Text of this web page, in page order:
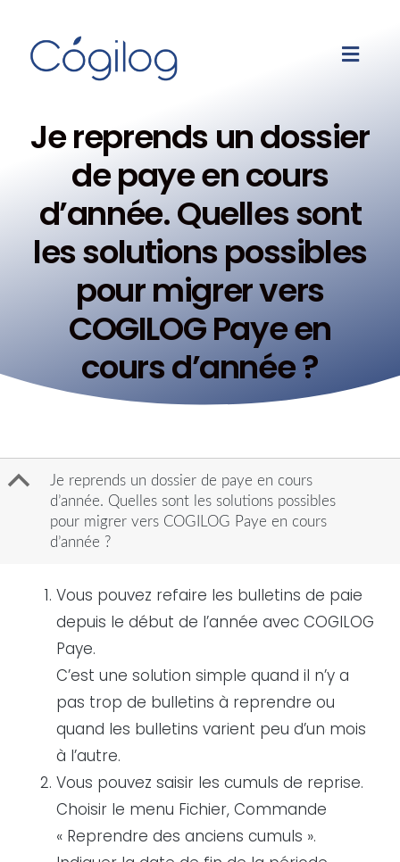
Je reprends un dossier
de paye en cours
d’année. Quelles sont
les solutions possibles
pour migrer vers
COGILOG Paye en
cours d’année ?
B
Je reprends un dossier de paye en cours
d’année. Quelles sont les solutions possibles
pour migrer vers COGILOG Paye en cours
d’année ?
Vous pouvez refaire les bulletins de paie
depuis le début de l’année avecCOGILOG
Paye.
C’est une solution simple quand il n’y a
pas trop de bulletins à reprendre ou
quand les bulletins varient peu d’un mois
à l’autre.
Vous pouvez saisir les cumuls de reprise.
Choisir le menu Fichier, Commande
« Reprendre des anciens cumuls ».